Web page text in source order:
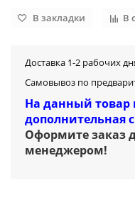
В закладки В
Доставка 1-2 рабочих
Самовывоз по
На данный товар
дополнительная
Оформите заказ
менеджером!